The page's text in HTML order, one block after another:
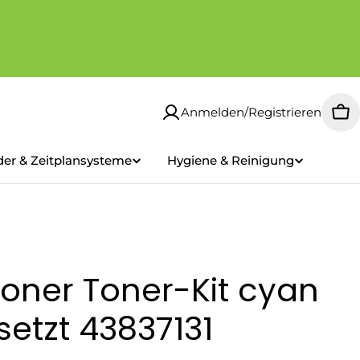
Anmelden/Registrieren
& Zeitplansysteme Hygiene & Reinigung
Toner-Kit cyan
43837131